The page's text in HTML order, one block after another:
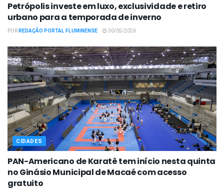
Petrópolis investe em luxo, exclusividade e retiro
urbano para a temporada de inverno
PORREDAÇÃO PORTAL FLUMINENSE 30/05/2026
CIDADES
PAN-Americano de Karatê tem início nesta quinta
no Ginásio Municipal de Macaé com acesso
gratuito